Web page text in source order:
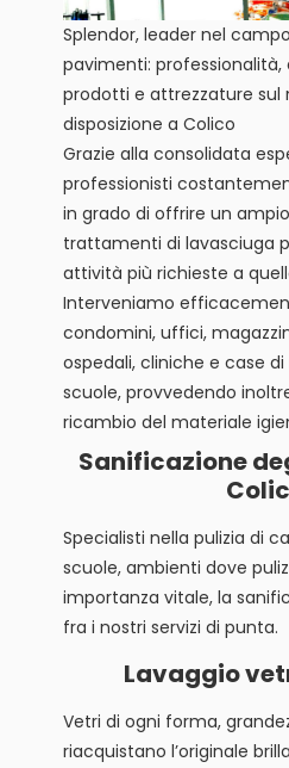
Splendor, leader nel
pavimenti: professionalità,
prodotti e attrezzature sul
disposizione a Colico
Grazie alla consolidata
professionisti
in grado di offrire un
trattamenti di lavasciuga
attività più richieste a
Interveniamo
condomini, uffici,
ospedali, cliniche e case
scuole, provvedendo
ricambio del materiale
Sanificazione
Specialisti nella pulizia di
scuole, ambienti dove
importanza vitale, la
fra i nostri servizi di punta.
Lavaggio
Vetri di ogni forma,
riacquistano l’originale